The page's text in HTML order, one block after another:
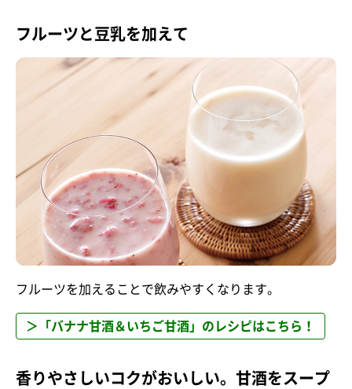
フルーツと豆乳を加えて
フルーツを加えることで飲みやすくなります。
＞「バナナ甘酒＆いちご甘酒」のレシピはこちら！
香りやさしいコクがおいしい。甘酒をスープ